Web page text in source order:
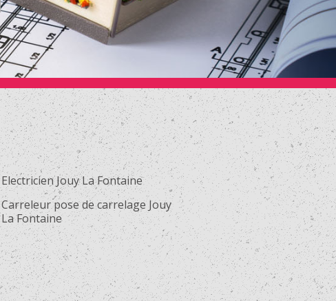
Electricien Jouy La Fontaine
Carreleur pose de carrelage Jouy
La Fontaine